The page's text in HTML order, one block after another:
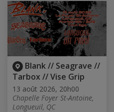
Blank // Seagrave //
Tarbox // Vise Grip
13 août 2026, 20h00
Chapelle Foyer St-Antoine,
Longueuil, QC